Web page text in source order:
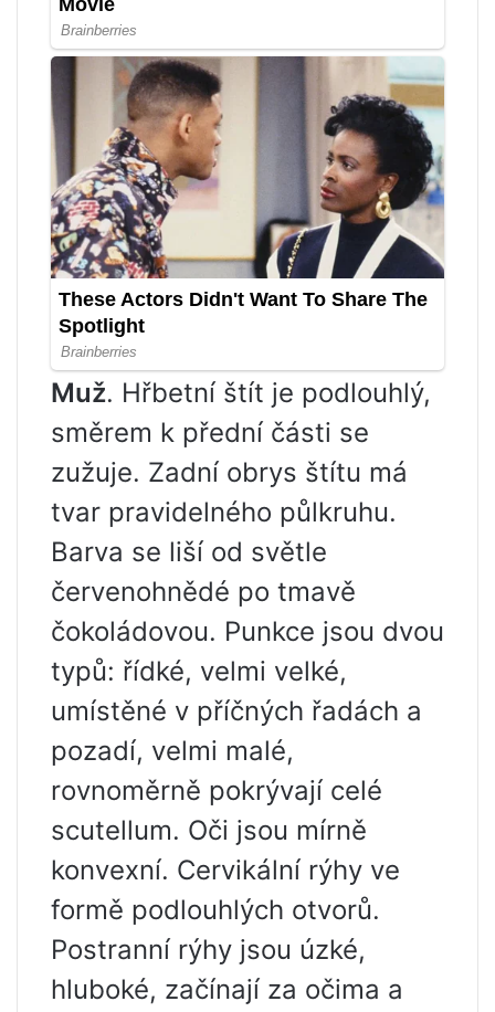
Muž. Hřbetní štít je podlouhlý,
směrem k přední části se
zužuje. Zadní obrys štítu má
tvar pravidelného půlkruhu.
Barva se liší od světle
červenohnědé po tmavě
čokoládovou. Punkce jsou dvou
typů: řídké, velmi velké,
umístěné v příčných řadách a
pozadí, velmi malé,
rovnoměrně pokrývají celé
scutellum. Oči jsou mírně
konvexní. Cervikální rýhy ve
formě podlouhlých otvorů.
Postranní rýhy jsou úzké,
hluboké, začínají za očima a